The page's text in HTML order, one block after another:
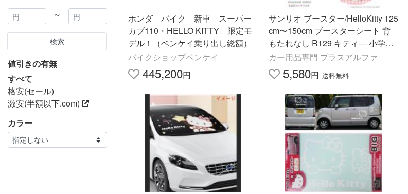
～
検索
値引きの有無
すべて
格安(セール)
激安(半額以下.com)
カラー
ホンダ バイク 新車 スーパー
カブ110・HELLO KITTY 限定モ
デル！（ベンケイ乗り出し総額）
バイクショップベンケイ
445,200円
サンリオ ブースター/HelloKitty 125
cm〜150cm ブースターシート 背
もたれなし R129 キティ― 小学生
女の子
カー用品専門 プラスアルファ
5,580円 送料無料